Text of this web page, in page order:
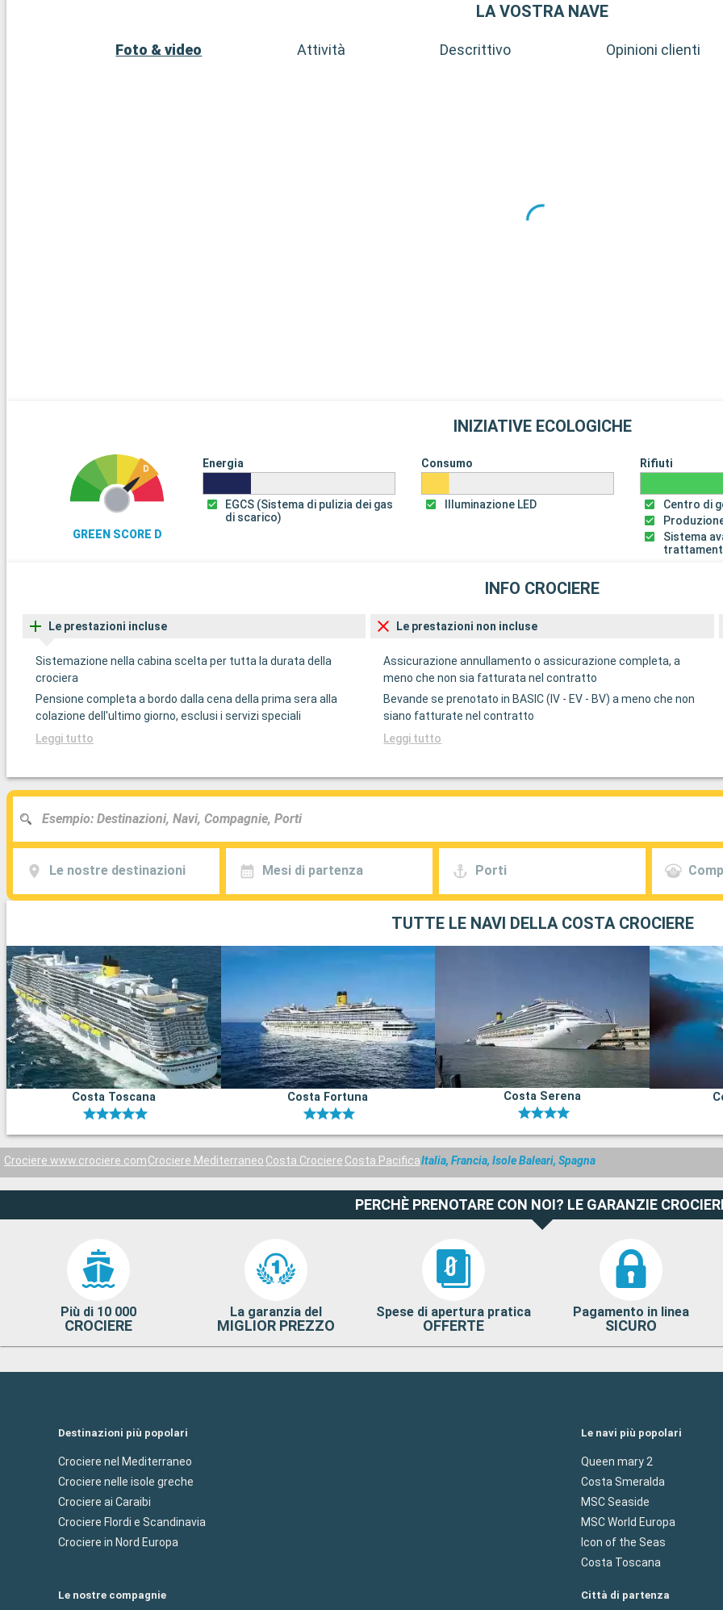
LA VOSTRA NAVE
Foto & video Attività Descrittivo Opinioni clienti
INIZIATIVE ECOLOGICHE
GREEN SCORE D
Energia
EGCS (Sistema di pulizia dei gas
di scarico)
Consumo
Illuminazione LED
Rifiuti
Centro di
Sistema
INFO CROCIERE
Le prestazioni incluse
Sistemazione nella cabina scelta per tutta la durata della
crociera
Pensione completa a bordo dalla cena della prima sera alla
colazione dell'ultimo giorno, esclusi i servizi speciali
Leggi tutto
Le prestazioni non incluse
Assicurazione annullamento o assicurazione completa, a
meno che non sia fatturata nel contratto
Bevande se prenotato in BASIC (IV - EV - BV) a meno che non
siano fatturate nel contratto
Leggi tutto
Le nostre destinazioni Mesi di partenza Porti
TUTTE LE NAVI DELLA COSTA CROCIERE
Costa Toscana Costa Fortuna Costa Serena
Crociere www.crociere.comCrociere Mediterraneo Costa Crociere Costa PacificaItalia, Francia, Isole Baleari, Spagna
PERCHÈ PRENOTARE CON NOI? LE GARANZIE
Più di 10 000
CROCIERE
La garanzia del
MIGLIOR PREZZO
Spese di apertura pratica
OFFERTE
Pagamento in linea
SICURO
Destinazioni più popolari
Crociere nel Mediterraneo
Crociere nelle isole greche
Crociere ai Caraibi
Crociere Flordi e Scandinavia
Crociere in Nord Europa
Le navi più popolari
Queen mary 2
Costa Smeralda
MSC Seaside
MSC World Europa
Icon of the Seas
Costa Toscana
Le nostre compagnie Città di partenza